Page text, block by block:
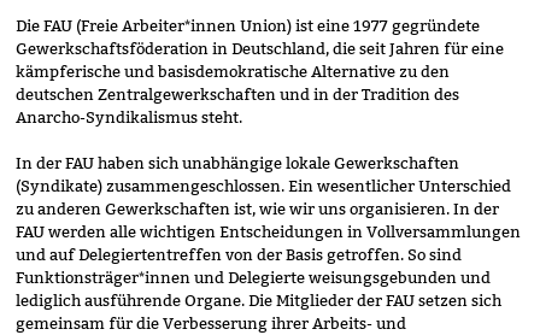
Die FAU (Freie Arbeiter*innen Union) ist eine 1977 gegründete
Gewerkschaftsföderation in Deutschland, die seit Jahren für eine
kämpferische und basisdemokratische Alternative zu den
deutschen Zentralgewerkschaften und in der Tradition des
Anarcho-Syndikalismus steht.
In der FAU haben sich unabhängige lokale Gewerkschaften
(Syndikate) zusammengeschlossen. Ein wesentlicher Unterschied
zu anderen Gewerkschaften ist, wie wir uns organisieren. In der
FAU werden alle wichtigen Entscheidungen in Vollversammlungen
und auf Delegiertentreffen von der Basis getroffen. So sind
Funktionsträger*innen und Delegierte weisungsgebunden und
lediglich ausführende Organe. Die Mitglieder der FAU setzen sich
gemeinsam für die Verbesserung ihrer Arbeits- und